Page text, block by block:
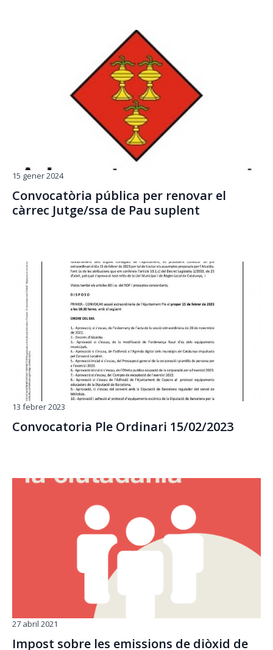
Convocatòria pública per renovar el
càrrec Jutge/ssa de Pau suplent
15 gener 2024
Convocatoria Ple Ordinari 15/02/2023
13 febrer 2023
Impost sobre les emissions de diòxid de
27 abril 2021